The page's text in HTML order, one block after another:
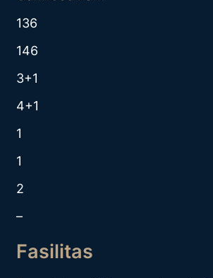
136
146
3+1
4+1
1
1
2
–
Fasilitas